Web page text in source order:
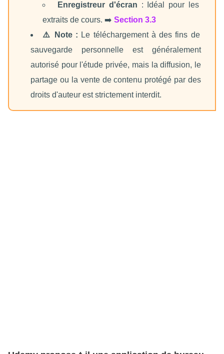
Enregistreur d'écran : Idéal pour les
extraits de cours. ➡️ Section 3.3
⚠️ Note : Le téléchargement à des fins de
sauvegarde personnelle est généralement
autorisé pour l'étude privée, mais la diffusion, le
partage ou la vente de contenu protégé par des
droits d'auteur est strictement interdit.